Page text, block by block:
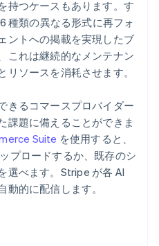
持つケースもあります。す
種類の異なる形式に再フォ
ントへの掲載を実現したブ
これは継続的なメンテナン
ソースを消耗させます。
きるコマースプロバイダー
課題に備えることができま
Suite を使用すると、
プロードするか、既存のシ
選べます。Stripe が各 AI
的に配信します。